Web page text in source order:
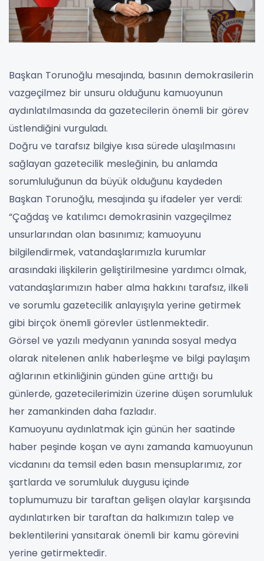
Başkan Torunoğlu mesajında, basının demokrasilerin
vazgeçilmez bir unsuru olduğunu kamuoyunun
aydınlatılmasında da gazetecilerin önemli bir görev
üstlendiğini vurguladı.
Doğru ve tarafsız bilgiye kısa sürede ulaşılmasını
sağlayan gazetecilik mesleğinin, bu anlamda
sorumluluğunun da büyük olduğunu kaydeden
Başkan Torunoğlu, mesajında şu ifadeler yer verdi:
“Çağdaş ve katılımcı demokrasinin vazgeçilmez
unsurlarından olan basınımız; kamuoyunu
bilgilendirmek, vatandaşlarımızla kurumlar
arasındaki ilişkilerin geliştirilmesine yardımcı olmak,
vatandaşlarımızın haber alma hakkını tarafsız, ilkeli
ve sorumlu gazetecilik anlayışıyla yerine getirmek
gibi birçok önemli görevler üstlenmektedir.
Görsel ve yazılı medyanın yanında sosyal medya
olarak nitelenen anlık haberleşme ve bilgi paylaşım
ağlarının etkinliğinin günden güne arttığı bu
günlerde, gazetecilerimizin üzerine düşen sorumluluk
her zamankinden daha fazladır.
Kamuoyunu aydınlatmak için günün her saatinde
haber peşinde koşan ve aynı zamanda kamuoyunun
vicdanını da temsil eden basın mensuplarımız, zor
şartlarda ve sorumluluk duygusu içinde
toplumumuzu bir taraftan gelişen olaylar karşısında
aydınlatırken bir taraftan da halkımızın talep ve
beklentilerini yansıtarak önemli bir kamu görevini
yerine getirmektedir.